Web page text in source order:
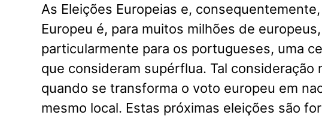
As Eleições Europeias e,
Europeu é, para muitos milhões de
particularmente para os portugueses, uma
que consideram supérflua. Tal consideração
quando se transforma o voto europeu em
mesmo local. Estas próximas eleições são